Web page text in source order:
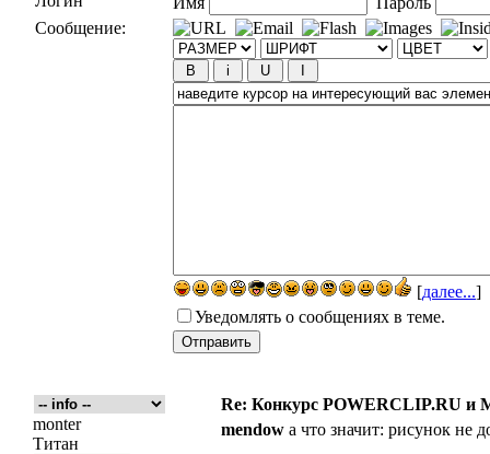
Re: Конкурс POWERCLIP.RU и
monter
Титан
mendow а что значит: рисунок не
Сообщение:
[далее...]
Уведомлять о сообщениях в теме.